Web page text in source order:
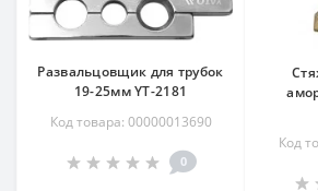
Развальцовщик для трубок
19-25мм YT-2181
Код товара: 00000013690
0
Код